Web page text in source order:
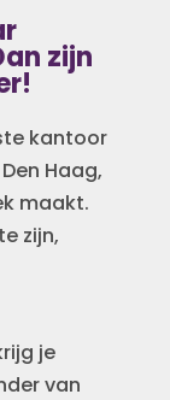
zijn
kantoor
Haag,
maakt.
zijn,
je
van